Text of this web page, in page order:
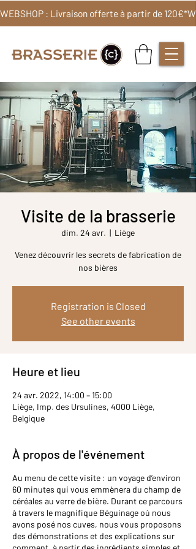
WEBSHOP : Livraison offerte à partir de 120€*
Visite de la brasserie
dim. 24 avr.
  |
Liège
Venez découvrir les secrets de fabrication de
nos bières
Registration is Closed
See other events
Heure et lieu
24 avr. 2022, 14:00 – 15:00
Liège, Imp. des Ursulines, 4000 Liège,
Belgique
À propos de l'événement
Au menu de cette visite : un voyage d’environ
60 minutes qui vous emmènera du champ de
céréales au verre de bière. Durant ce parcours
à travers le magnifique Béguinage où nous
avons posé nos cuves, nous vous proposons
des démonstrations et des explications sur